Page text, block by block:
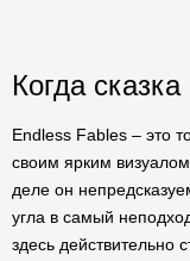
Когда
Endless Fables – это
своим ярким
деле он
угла в самый
здесь действительно